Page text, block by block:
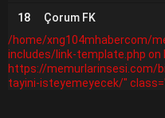
18 Çorum FK
/home/xng104mhabercom/
includes/link-template.php on
https://memurlarinsesi.com/
tayini-isteyemeyecek/"